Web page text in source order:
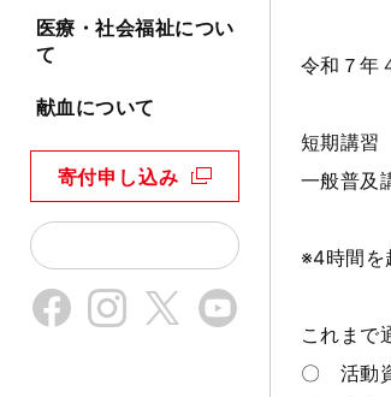
医療・社会福祉につい
て
献血について
寄付申し込み
令和７年
短期講
一般普
※4時間を
これまで
〇 活動